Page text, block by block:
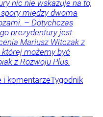
nic nie wskazuje na to,
między dwoma
– Dotychczas
prezydentury jest
Mariusz Witczak z
której możemy być
z Rozwoju Plus.
i komentarzeTygodnik